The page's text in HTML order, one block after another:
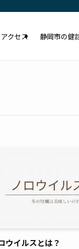
クセス 静岡市の健
ウイルスとは？